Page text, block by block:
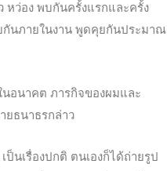
หว่อง พบกันครั้งแรกและครั้ง
กันภายในงาน พูดคุยกันประมาณ
นอนาคต ภารกิจของผมและ
ยธนาธรกล่าว
นเรื่องปกติ ตนเองก็ได้ถ่ายรูป